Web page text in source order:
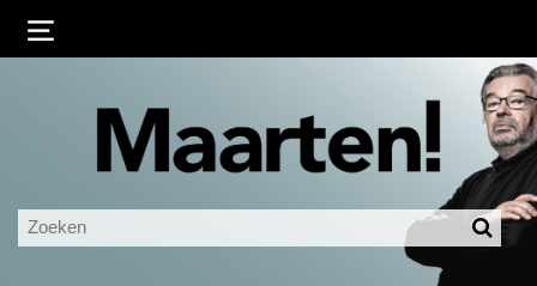
Ingelogd blijven
LOGIN